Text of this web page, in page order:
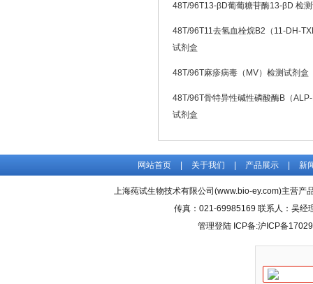
48T/96T13-βD葡葡糖苷酶13-βD 检
48T/96T11去氢血栓烷B2（11-DH-
试剂盒
48T/96T麻疹病毒（MV）检测试剂盒
48T/96T骨特异性碱性磷酸酶B（
试剂盒
网站首页 关于我们 产品展示 新
上海莼试生物技术有限公司(www.bio-ey.com)主营产
传真：021-69985169 联系人：吴经
管理登陆 ICP备:沪ICP备